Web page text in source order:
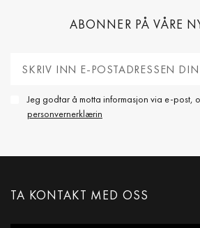
ABONNER PÅ VÅRE
Jeg godtar å motta informasjon via e-post,
personvernerklærin
TA KONTAKT MED OSS